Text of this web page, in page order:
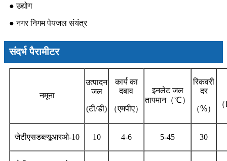
● उद्योग
● नगर निगम पेयजल संयंत्र
संदर्भ पैरामीटर
नमूना
उत्पादन
जल
(टी/डी)
कार्य का
दबाव
（एमपीए）
इनलेट जल
तापमान（℃）
रिकवरी
दर
（%）
（
जेटीएसडब्ल्यूआरओ-10 10 4-6 5-45 30